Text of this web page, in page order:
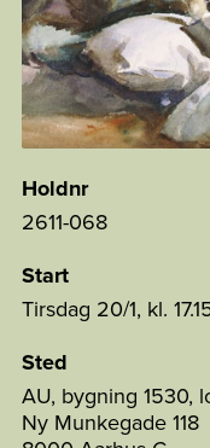
Holdnr
2611-068
Start
Tirsdag 20/1, kl.
Sted
AU, bygning 1530,
Ny Munkegade 118